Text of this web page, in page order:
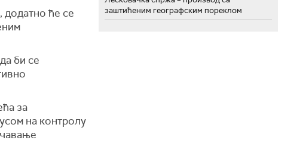
додатно ће се
би се
за
на контролу
заштићеним географским пореклом